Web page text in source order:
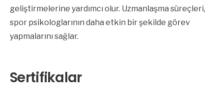
geliştirmelerine yardımcı olur. Uzmanlaşma süreçleri,
spor psikologlarının daha etkin bir şekilde görev
yapmalarını sağlar.
Sertifikalar